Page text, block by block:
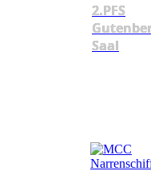
2.PFS
Saal